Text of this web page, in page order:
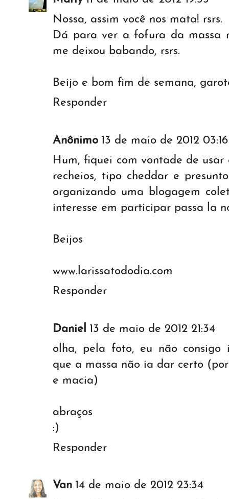
Nossa, assim você nos mata! rsrs.
Dá para ver a fofura da massa
me deixou babando, rsrs.
Beijo e bom fim de semana,
Responder
Anônimo 13 de maio de 2012 03:16
Hum, fiquei com vontade de usar
recheios, tipo cheddar e
organizando uma blogagem
interesse em participar passa la
Beijos
www.larissatododia.com
Responder
Daniel 13 de maio de 2012 21:34
olha, pela foto, eu não consigo
que a massa não ia dar certo
e macia)
abraços
:)
Responder
Van 14 de maio de 2012 23:34